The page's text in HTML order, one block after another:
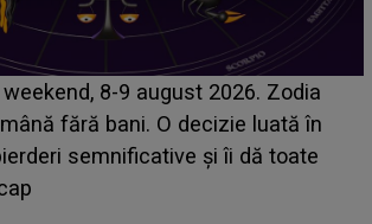
DETALIU ASCUNS până
concurentul din Casa Iubirii
NEAȘTEPTATĂ despre mama
ei în față, eu nu te iubesc pentru